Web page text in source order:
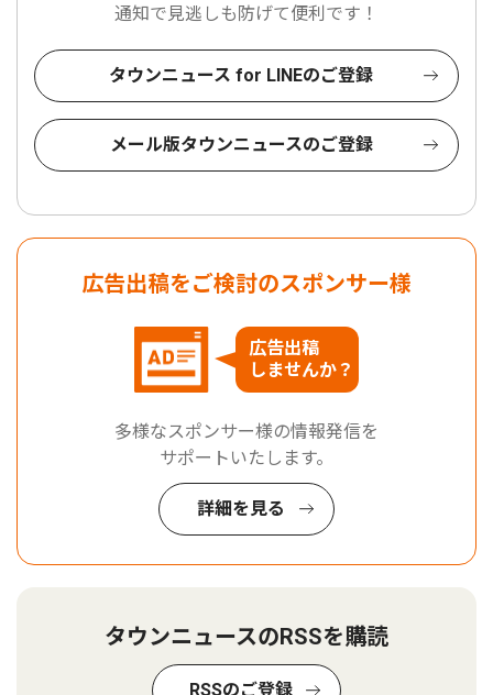
通知で見逃しも防げて便利です！
タウンニュース for LINEのご登録
メール版タウンニュースのご登録
広告出稿をご検討のスポンサー様
広告出稿
しませんか？
多様なスポンサー様の情報発信を
サポートいたします。
詳細を見る
タウンニュースのRSSを購読
RSSのご登録